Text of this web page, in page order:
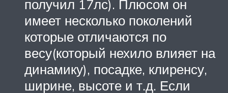
получил 17лс). Плюсом он
имеет несколько поколений
которые отличаются по
весу(который нехило влияет на
динамику), посадке, клиренсу,
ширине, высоте и т.д. Если